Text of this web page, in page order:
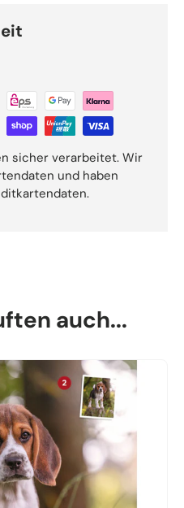
sicher verarbeitet. Wir
und haben
auch...